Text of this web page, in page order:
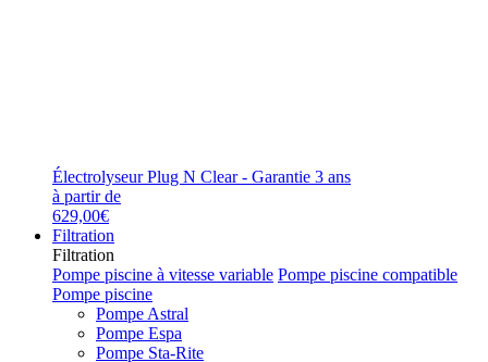
Électrolyseur Plug N Clear - Garantie 3 ans
à partir de
629,00€
Filtration
Filtration
Pompe piscine à vitesse variable Pompe piscine compatible
Pompe piscine
Pompe Astral
Pompe Espa
Pompe Sta-Rite